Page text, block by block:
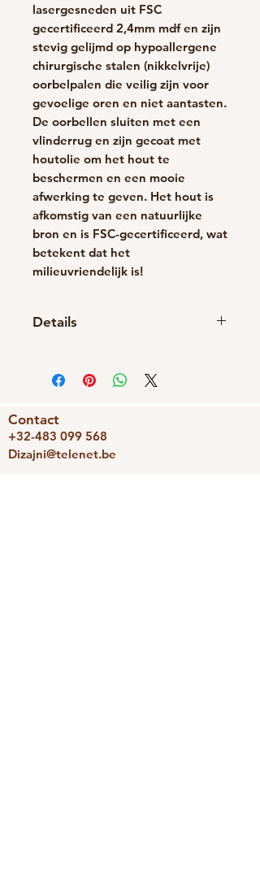
lasergesneden uit FSC
gecertificeerd 2,4mm mdf en zijn
stevig gelijmd op hypoallergene
chirurgische stalen (nikkelvrije)
oorbelpalen die veilig zijn voor
gevoelige oren en niet aantasten.
De oorbellen sluiten met een
vlinderrug en zijn gecoat met
houtolie om het hout te
beschermen en een mooie
afwerking te geven. Het hout is
afkomstig van een natuurlijke
bron en is FSC-gecertificeerd, wat
betekent dat het
milieuvriendelijk is!
Details
Sluiting: Vlinder
Contact
+32-483 099 568
Dizajni@telenet.be